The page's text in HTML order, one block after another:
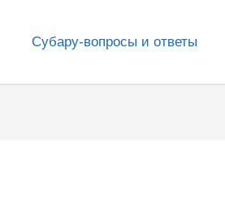
Субару-вопросы и ответы